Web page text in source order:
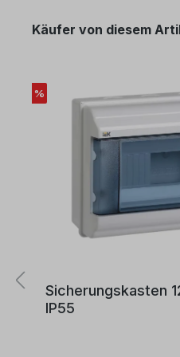
für die Verlegung in
kann es geschützt in
werden.Zulässige
zulässige
Käufer von diesem
%
Sicherungskasten
IP55